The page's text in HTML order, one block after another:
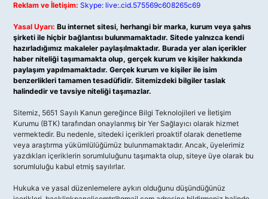
Reklam ve İletişim: Skype: live:.cid.575569c608265c69
Yasal Uyarı: Bu internet sitesi, herhangi bir marka, kurum veya şahıs
şirketi ile hiçbir bağlantısı bulunmamaktadır. Sitede yalnızca kendi
hazırladığımız makaleler paylaşılmaktadır. Burada yer alan içerikler
haber niteliği taşımamakta olup, gerçek kurum ve kişiler hakkında
paylaşım yapılmamaktadır. Gerçek kurum ve kişiler ile isim
benzerlikleri tamamen tesadüfidir. Sitemizdeki bilgiler taslak
halindedir ve tavsiye niteliği taşımazlar.
Sitemiz, 5651 Sayılı Kanun gereğince Bilgi Teknolojileri ve İletişim
Kurumu (BTK) tarafından onaylanmış bir Yer Sağlayıcı olarak hizmet
vermektedir. Bu nedenle, sitedeki içerikleri proaktif olarak denetleme
veya araştırma yükümlülüğümüz bulunmamaktadır. Ancak, üyelerimiz
yazdıkları içeriklerin sorumluluğunu taşımakta olup, siteye üye olarak bu
sorumluluğu kabul etmiş sayılırlar.
Hukuka ve yasal düzenlemelere aykırı olduğunu düşündüğünüz